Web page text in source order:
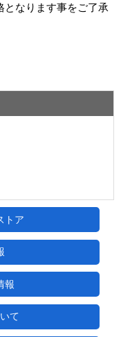
なります事をご了承
トア
報
て